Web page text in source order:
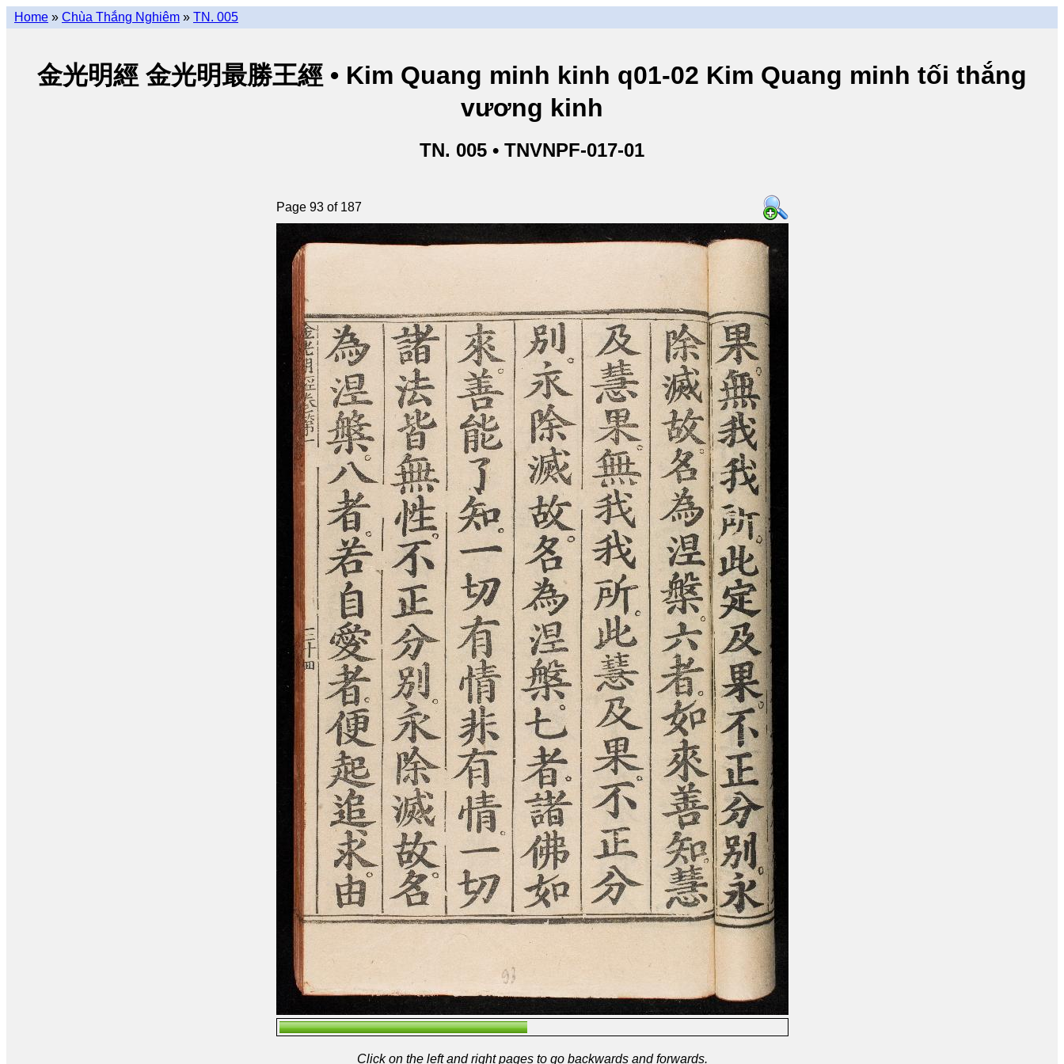
Home » Chùa Thắng Nghiêm » TN. 005
金光明經 金光明最勝王經 • Kim Quang minh kinh q01-02 Kim Quang minh tối thắng
vương kinh
TN. 005 • TNVNPF-017-01
Page 93 of 187
Click on the left and right pages to go backwards and forwards.